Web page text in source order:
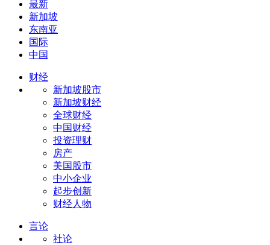
最新
新加坡
东南亚
国际
中国
财经
新加坡股市
新加坡财经
全球财经
中国财经
投资理财
房产
美国股市
中小企业
起步创新
财经人物
言论
社论